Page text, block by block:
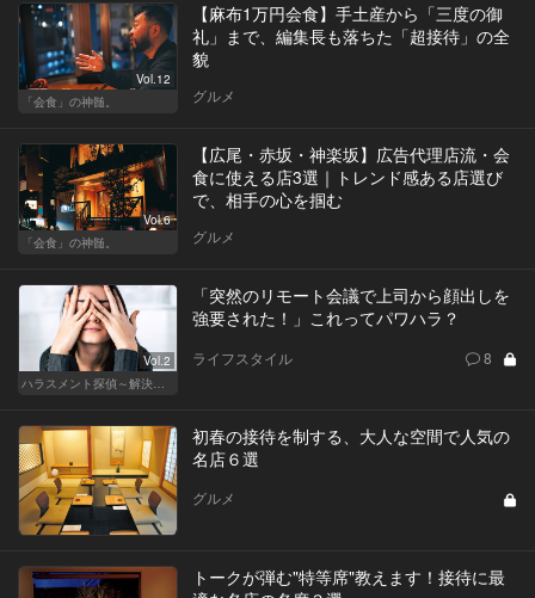
Vol.12
「会食」の神髄。
【麻布1万円会食】手土産から「三度の御
礼」まで、編集長も落ちた「超接待」の全
貌
グルメ
Vol.6
「会食」の神髄。
【広尾・赤坂・神楽坂】広告代理店流・会
食に使える店3選｜トレンド感ある店選び
で、相手の心を掴む
グルメ
Vol.2
ハラスメント探偵～解決編～
「突然のリモート会議で上司から顔出しを
強要された！」これってパワハラ？
ライフスタイル 8
初春の接待を制する、大人な空間で人気の
名店６選
グルメ
トークが弾む"特等席"教えます！接待に最